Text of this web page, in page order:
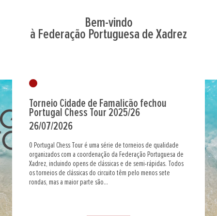
Bem-vindo
à Federação Portuguesa de Xadrez
Torneio Cidade de Famalicão fechou
Portugal Chess Tour 2025/26
26/07/2026
O Portugal Chess Tour é uma série de torneios de qualidade
organizados com a coordenação da Federação Portuguesa de
Xadrez, incluindo opens de clássicas e de semi-rápidas. Todos
os torneios de clássicas do circuito têm pelo menos sete
rondas, mas a maior parte são...